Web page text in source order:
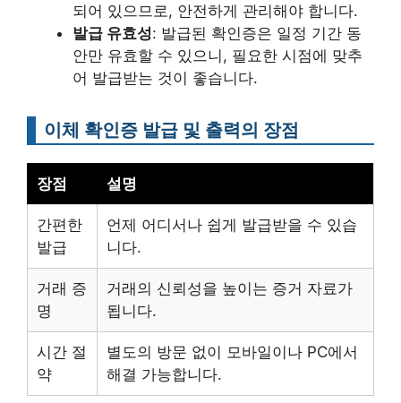
되어 있으므로, 안전하게 관리해야 합니다.
발급 유효성: 발급된 확인증은 일정 기간 동
안만 유효할 수 있으니, 필요한 시점에 맞추
어 발급받는 것이 좋습니다.
이체 확인증 발급 및 출력의 장점
장점 설명
간편한
발급
언제 어디서나 쉽게 발급받을 수 있습
니다.
거래 증
명
거래의 신뢰성을 높이는 증거 자료가
됩니다.
시간 절
약
별도의 방문 없이 모바일이나 PC에서
해결 가능합니다.